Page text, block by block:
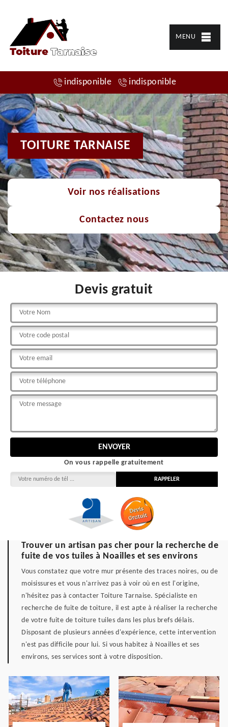
MENU
indisponible indisponible
TOITURE TARNAISE
Voir nos réalisations
Contactez nous
Devis gratuit
On vous rappelle gratuitement
Trouver un artisan pas cher pour la recherche de
fuite de vos tuiles à Noailles et ses environs
Vous constatez que votre mur présente des traces noires, ou de
moisissures et vous n'arrivez pas à voir où en est l'origine,
n'hésitez pas à contacter Toiture Tarnaise. Spécialiste en
recherche de fuite de toiture, il est apte à réaliser la recherche
de votre fuite de toiture tuiles dans les plus brefs délais.
Disposant de plusieurs années d'expérience, cette intervention
n'est pas difficile pour lui. Si vous habitez à Noailles et ses
environs, ses services sont à votre disposition.